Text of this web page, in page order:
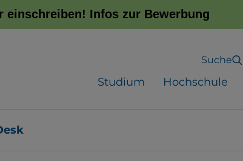
einschreiben! Infos zur Bewerbung
Suche
Studium Hochschule